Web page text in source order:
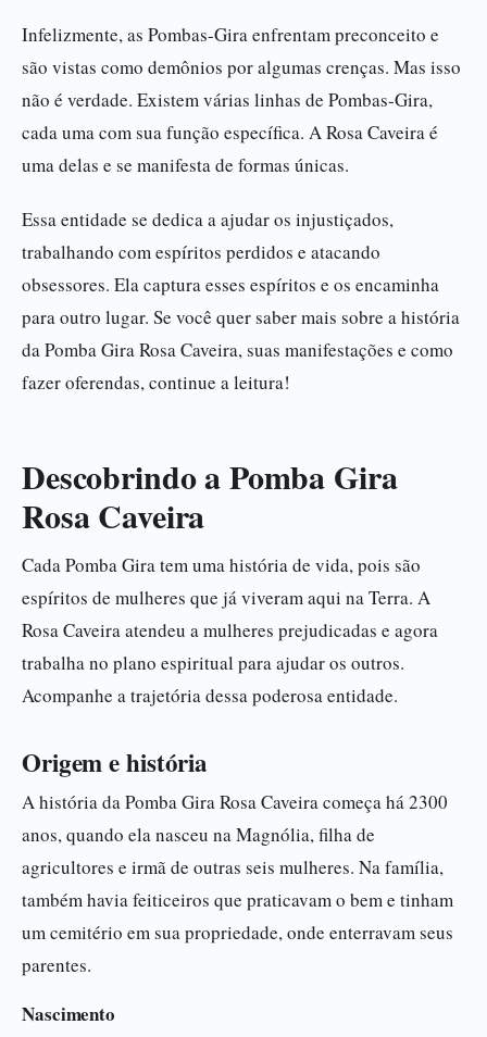
Infelizmente, as Pombas-Gira enfrentam preconceito e
são vistas como demônios por algumas crenças. Mas isso
não é verdade. Existem várias linhas de Pombas-Gira,
cada uma com sua função específica. A Rosa Caveira é
uma delas e se manifesta de formas únicas.
Essa entidade se dedica a ajudar os injustiçados,
trabalhando com espíritos perdidos e atacando
obsessores. Ela captura esses espíritos e os encaminha
para outro lugar. Se você quer saber mais sobre a história
da Pomba Gira Rosa Caveira, suas manifestações e como
fazer oferendas, continue a leitura!
Descobrindo a Pomba Gira
Rosa Caveira
Cada Pomba Gira tem uma história de vida, pois são
espíritos de mulheres que já viveram aqui na Terra. A
Rosa Caveira atendeu a mulheres prejudicadas e agora
trabalha no plano espiritual para ajudar os outros.
Acompanhe a trajetória dessa poderosa entidade.
Origem e história
A história da Pomba Gira Rosa Caveira começa há 2300
anos, quando ela nasceu na Magnólia, filha de
agricultores e irmã de outras seis mulheres. Na família,
também havia feiticeiros que praticavam o bem e tinham
um cemitério em sua propriedade, onde enterravam seus
parentes.
Nascimento